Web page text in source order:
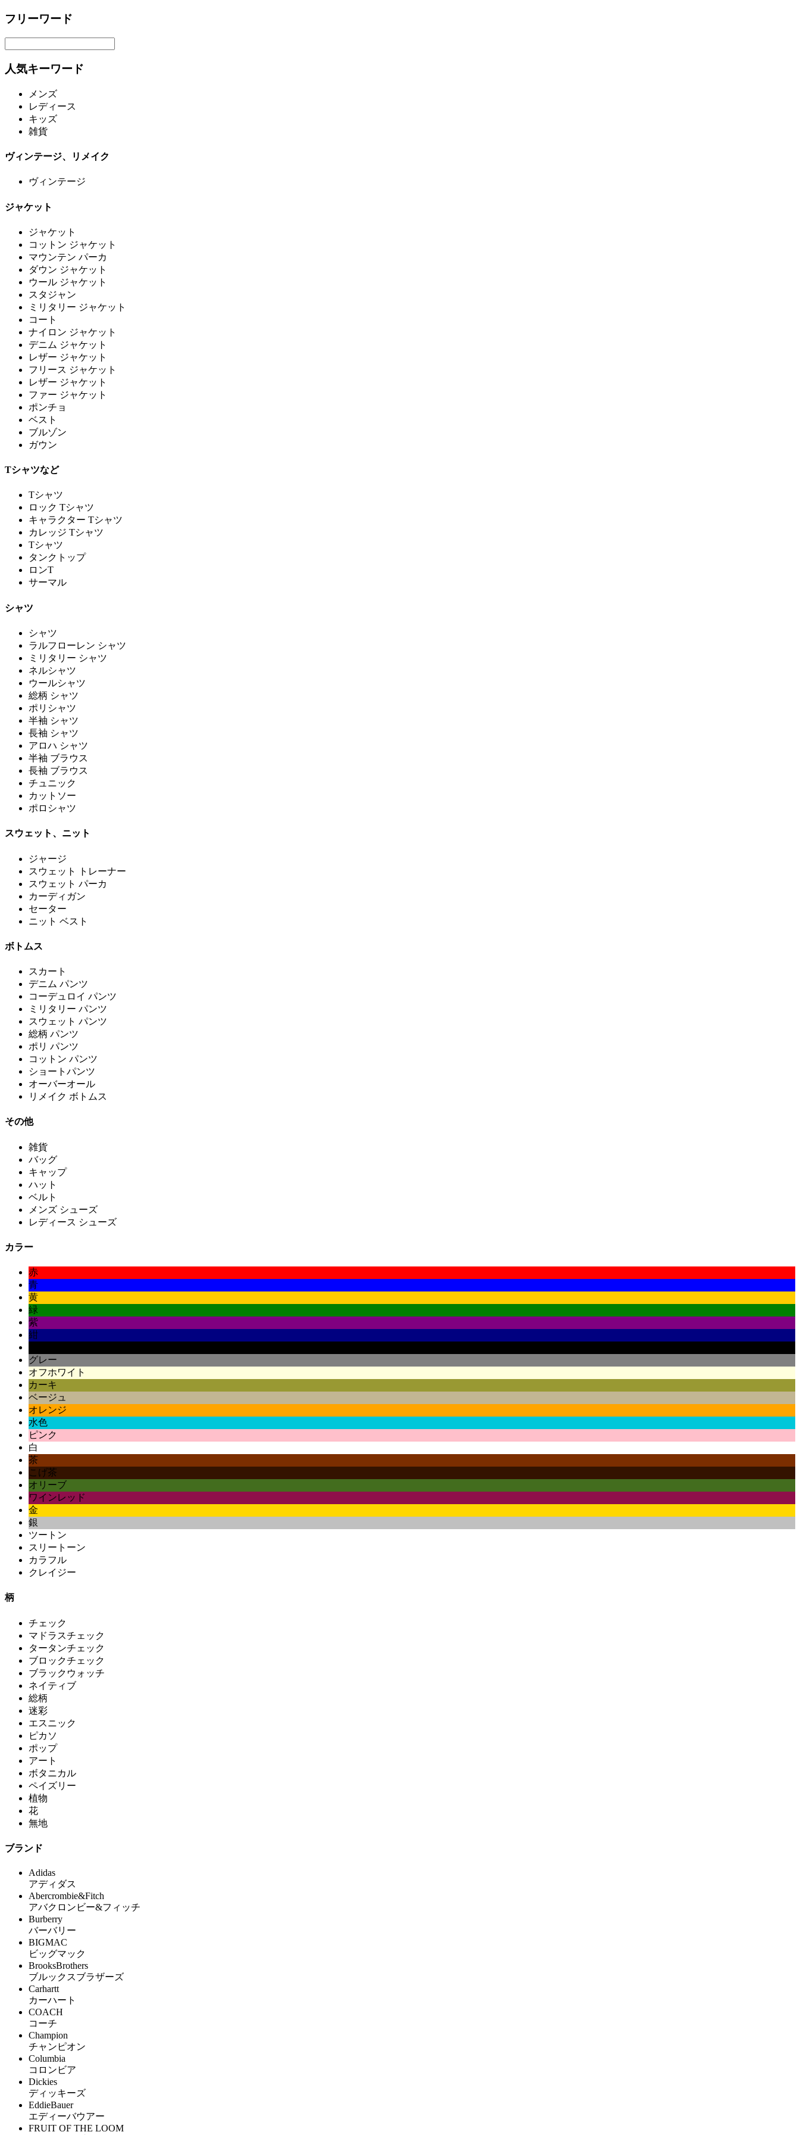
フリーワード
人気キーワード
メンズ
レディース
キッズ
雑貨
ヴィンテージ、リメイク
ヴィンテージ
ジャケット
ジャケット
コットン ジャケット
マウンテン パーカ
ダウン ジャケット
ウール ジャケット
スタジャン
ミリタリー ジャケット
コート
ナイロン ジャケット
デニム ジャケット
レザー ジャケット
フリース ジャケット
レザー ジャケット
ファー ジャケット
ポンチョ
ベスト
ブルゾン
ガウン
Tシャツなど
Tシャツ
ロック Tシャツ
キャラクター Tシャツ
カレッジ Tシャツ
Tシャツ
タンクトップ
ロンT
サーマル
シャツ
シャツ
ラルフローレン シャツ
ミリタリー シャツ
ネルシャツ
ウールシャツ
総柄 シャツ
ポリシャツ
半袖 シャツ
長袖 シャツ
アロハ シャツ
半袖 ブラウス
長袖 ブラウス
チュニック
カットソー
ポロシャツ
スウェット、ニット
ジャージ
スウェット トレーナー
スウェット パーカ
カーディガン
セーター
ニット ベスト
ボトムス
スカート
デニム パンツ
コーデュロイ パンツ
ミリタリー パンツ
スウェット パンツ
総柄 パンツ
ポリ パンツ
コットン パンツ
ショートパンツ
オーバーオール
リメイク ボトムス
その他
雑貨
バッグ
キャップ
ハット
ベルト
メンズ シューズ
レディース シューズ
カラー
赤
青
黄
緑
紫
紺
グレー
オフホワイト
カーキ
ベージュ
オレンジ
水色
ピンク
白
茶
こげ茶
オリーブ
ワインレッド
金
銀
ツートン
スリートーン
カラフル
クレイジー
柄
チェック
マドラスチェック
タータンチェック
ブロックチェック
ブラックウォッチ
ネイティブ
総柄
迷彩
エスニック
ピカソ
ポップ
アート
ボタニカル
ペイズリー
植物
花
無地
ブランド
Adidas
アディダス
Abercrombie&Fitch
アバクロンビー&フィッチ
Burberry
バーバリー
BIGMAC
ビッグマック
BrooksBrothers
ブルックスブラザーズ
Carhartt
カーハート
COACH
コーチ
Champion
チャンピオン
Columbia
コロンビア
Dickies
ディッキーズ
EddieBauer
エディーバウアー
FRUIT OF THE LOOM